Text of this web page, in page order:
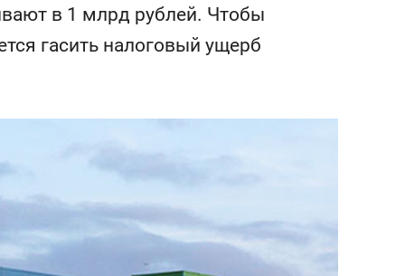
в 1 млрд рублей. Чтобы
гасить налоговый ущерб